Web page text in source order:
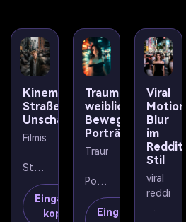
Kinematische
Straßenbewegung
Unschärfe
Filmisches
Straßenporträt
einesEingabeaufforderung
kopieren
Traumhaftes
weibliches
Porträt
Traumhaftes
Porträt
einer
Viral
Motion
Blur
im
Reddit-
Stil
viral
reddit